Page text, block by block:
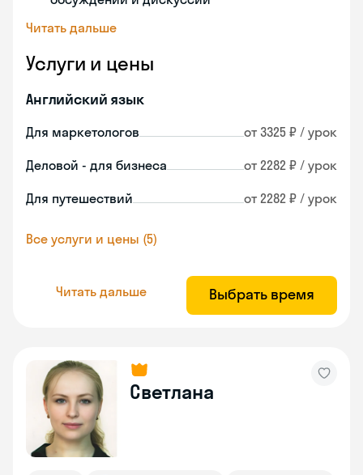
Читать дальше
Услуги и цены
Английский язык
Для маркетологов от 3325 ₽ / урок
Деловой - для бизнеса от 2282 ₽ / урок
Для путешествий от 2282 ₽ / урок
Все услуги и цены (5)
Читать дальше Выбрать время
Светлана